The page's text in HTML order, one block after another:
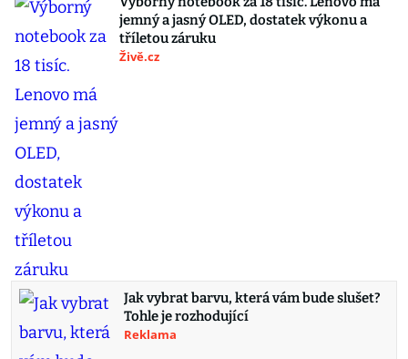
jemný a jasný OLED, dostatek výkonu a
tříletou záruku
Živě.cz
Jak vybrat barvu, která vám bude slušet?
Tohle je rozhodující
Reklama